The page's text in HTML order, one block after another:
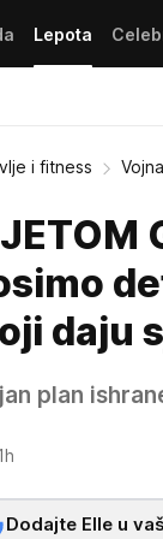
Lepota
i fitness
daju
plan
Dodajte Elle u